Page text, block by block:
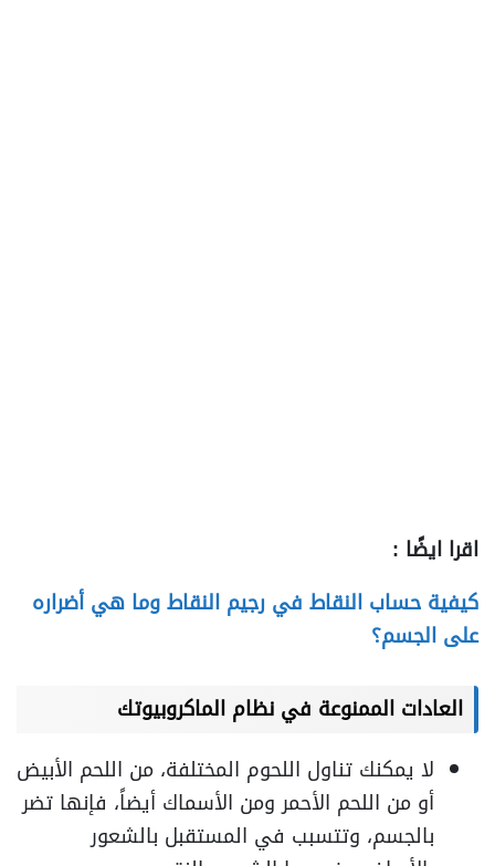
اقرا ايضًا :
كيفية حساب النقاط في رجيم النقاط وما هي أضراره
على الجسم؟
العادات الممنوعة في نظام الماكروبيوتك
لا يمكنك تناول اللحوم المختلفة، من اللحم الأبيض
أو من اللحم الأحمر ومن الأسماك أيضاً، فإنها تضر
بالجسم، وتتسبب في المستقبل بالشعور